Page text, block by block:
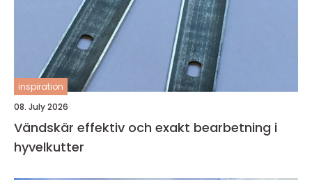
inspiration
08. July 2026
Vändskär effektiv och exakt bearbetning i
hyvelkutter